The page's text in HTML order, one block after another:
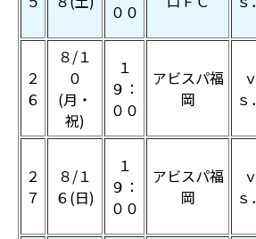
００
２
６
８/１
０
(月・
祝)
１
９：
００
アビスパ福
岡
ｖ
ｓ．
２
７
８/１
６(日)
１
９：
００
アビスパ福
岡
ｖ
ｓ．